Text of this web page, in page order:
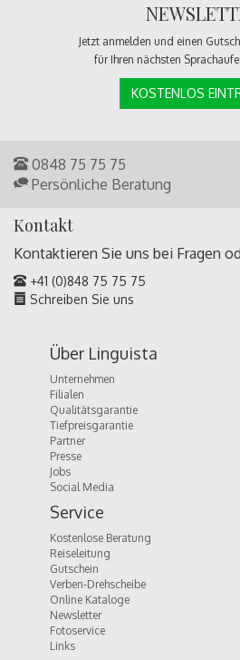
Jetzt anmelden und einen
für Ihren nächsten
KOSTENLOS
0848 75 75 75
Persönliche Beratung
Kontakt
Kontaktieren Sie uns bei Fragen
+41 (0)848 75 75 75
Schreiben Sie uns
Über Linguista
Unternehmen
Filialen
Qualitätsgarantie
Tiefpreisgarantie
Partner
Presse
Jobs
Social Media
Service
Kostenlose Beratung
Reiseleitung
Gutschein
Verben-Drehscheibe
Online Kataloge
Newsletter
Fotoservice
Links